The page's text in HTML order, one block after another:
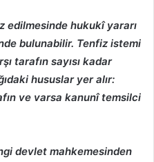
edilmesinde hukukî yararı
bulunabilir. Tenfiz istemi
tarafın sayısı kadar
hususlar yer alır:
ve varsa kanunî temsilci
devlet mahkemesinden